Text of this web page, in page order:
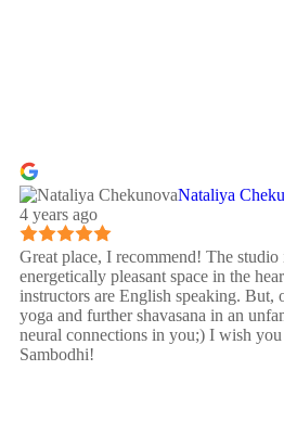
Nataliya
4 years ago
Great place, I recommend! The studio
energetically pleasant space in the
instructors are English speaking. But,
yoga and further shavasana in an
neural connections in you;) I wish
Sambodhi!